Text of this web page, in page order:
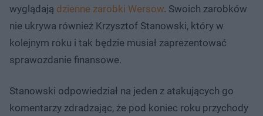
wyglądają dzienne zarobki Wersow. Swoich zarobków
nie ukrywa również Krzysztof Stanowski, który w
kolejnym roku i tak będzie musiał zaprezentować
sprawozdanie finansowe.
Stanowski odpowiedział na jeden z atakujących go
komentarzy zdradzając, że pod koniec roku przychody